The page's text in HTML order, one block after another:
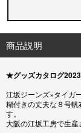
商品説明
★グッズカタログ
江坂ジーンズ×タイガ
糊付きの丈夫な８号
す。
大阪の江坂工房で生産